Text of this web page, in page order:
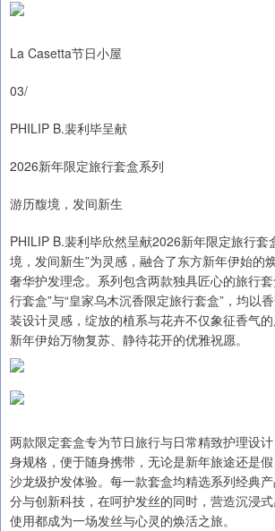
La Casetta节日小屋
03/
PHILIP B.裴利毕呈献
2026新年限定旅行套盒系列
游历馥境，发间新生
PHILIP B.裴利毕欣然呈献2026新年限定旅行套
境，发间新生”为灵感，融合了东方新年伊始的
奢华护发理念。系列包含两款独具匠心的旅行
行套盒”与“皇家乌木沉香限定旅行套盒”，均以
装设计灵感，绽放的植系与花卉不仅象征香气
新年伊始万物复苏、静待花开的优雅祝愿。
两款限定套盒专为节日旅行与日常精致护理设
身规格，便于随身携带，无论是新年旅途还是
沙龙级护发体验。每一款套盒均精选系列经典
分与创新科技，在呵护发丝的同时，营造沉浸
使用都成为一场发丝与心灵的焕活之旅。